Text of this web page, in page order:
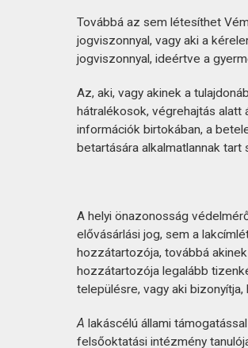
Továbbá az sem létesíthet
jogviszonnyal, vagy aki a
jogviszonnyal, ideértve a
Az, aki, vagy akinek a
hátralékosok, végrehajtás
információk birtokában, a
betartására alkalmatlannak
A helyi önazonosság
elővásárlási jog, sem a
hozzátartozója, továbbá
hozzátartozója legalább
településre, vagy aki
A lakáscélú állami
felsőoktatási intézmény